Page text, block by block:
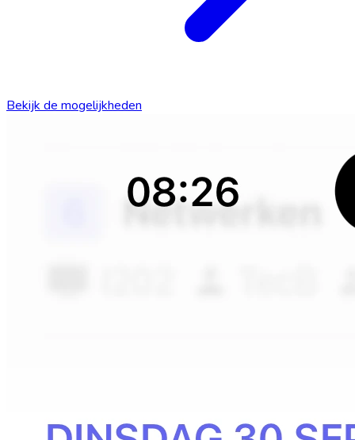
Bekijk de mogelijkheden